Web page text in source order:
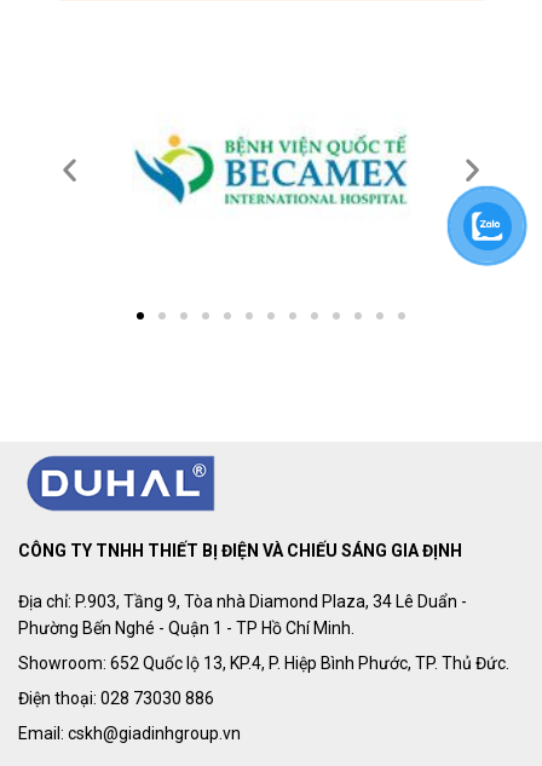
CÔNG TY TNHH THIẾT BỊ ĐIỆN VÀ CHIẾU SÁNG GIA ĐỊNH
Địa chỉ: P.903, Tầng 9, Tòa nhà Diamond Plaza, 34 Lê Duẩn -
Phường Bến Nghé - Quận 1 - TP Hồ Chí Minh.
Showroom: 652 Quốc lộ 13, KP.4, P. Hiệp Bình Phước, TP. Thủ Đức.
Điện thoại: 028 73030 886
Email: cskh@giadinhgroup.vn